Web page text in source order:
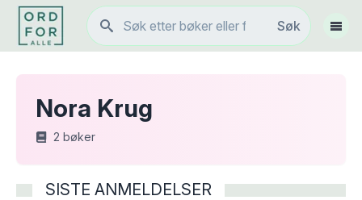
Søk
Søk
Vis
Nora Krug
2 bøker
SISTE ANMELDELSER